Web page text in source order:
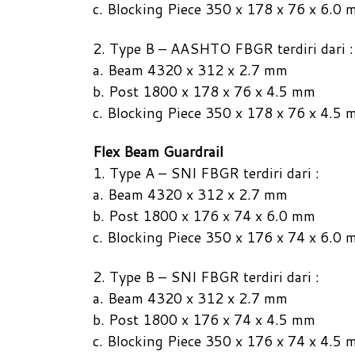
c. Blocking Piece 350 x 178 x 76 x 6.0
2. Type B – AASHTO FBGR terdiri dari :
a. Beam 4320 x 312 x 2.7 mm
b. Post 1800 x 178 x 76 x 4.5 mm
c. Blocking Piece 350 x 178 x 76 x 4.5
Flex Beam Guardrail
1. Type A – SNI FBGR terdiri dari :
a. Beam 4320 x 312 x 2.7 mm
b. Post 1800 x 176 x 74 x 6.0 mm
c. Blocking Piece 350 x 176 x 74 x 6.0
2. Type B – SNI FBGR terdiri dari :
a. Beam 4320 x 312 x 2.7 mm
b. Post 1800 x 176 x 74 x 4.5 mm
c. Blocking Piece 350 x 176 x 74 x 4.5